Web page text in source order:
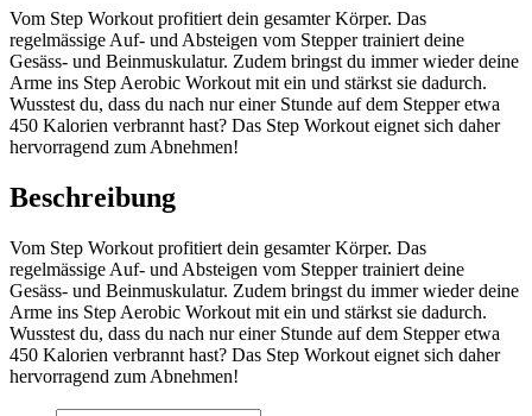
Vom Step Workout profitiert dein gesamter Körper. Das
regelmässige Auf- und Absteigen vom Stepper trainiert deine
Gesäss- und Beinmuskulatur. Zudem bringst du immer wieder deine
Arme ins Step Aerobic Workout mit ein und stärkst sie dadurch.
Wusstest du, dass du nach nur einer Stunde auf dem Stepper etwa
450 Kalorien verbrannt hast? Das Step Workout eignet sich daher
hervorragend zum Abnehmen!
Beschreibung
Vom Step Workout profitiert dein gesamter Körper. Das
regelmässige Auf- und Absteigen vom Stepper trainiert deine
Gesäss- und Beinmuskulatur. Zudem bringst du immer wieder deine
Arme ins Step Aerobic Workout mit ein und stärkst sie dadurch.
Wusstest du, dass du nach nur einer Stunde auf dem Stepper etwa
450 Kalorien verbrannt hast? Das Step Workout eignet sich daher
hervorragend zum Abnehmen!